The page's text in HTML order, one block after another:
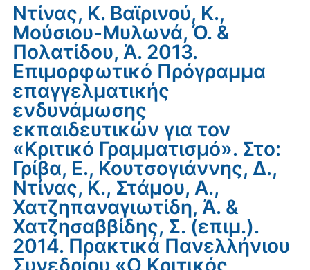
Ντίνας, Κ. Βαϊρινού, Κ.,
Μούσιου-Μυλωνά, Ό. &
Πολατίδου, Ά. 2013.
Επιμορφωτικό Πρόγραμμα
επαγγελματικής
ενδυνάμωσης
εκπαιδευτικών για τον
«Κριτικό Γραμματισμό». Στο:
Γρίβα, Ε., Κουτσογιάννης, Δ.,
Ντίνας, Κ., Στάμου, Α.,
Χατζηπαναγιωτίδη, Ά. &
Χατζησαββίδης, Σ. (επιμ.).
2014. Πρακτικά Πανελλήνιου
Συνεδρίου «Ο Κριτικός